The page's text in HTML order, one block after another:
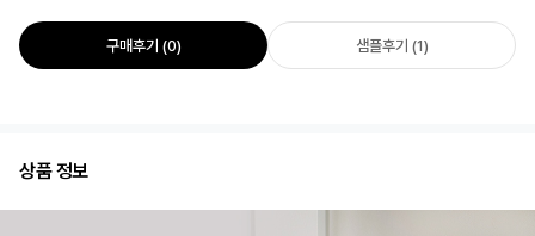
구매후기 (0) 샘플후기 (1)
상품 정보